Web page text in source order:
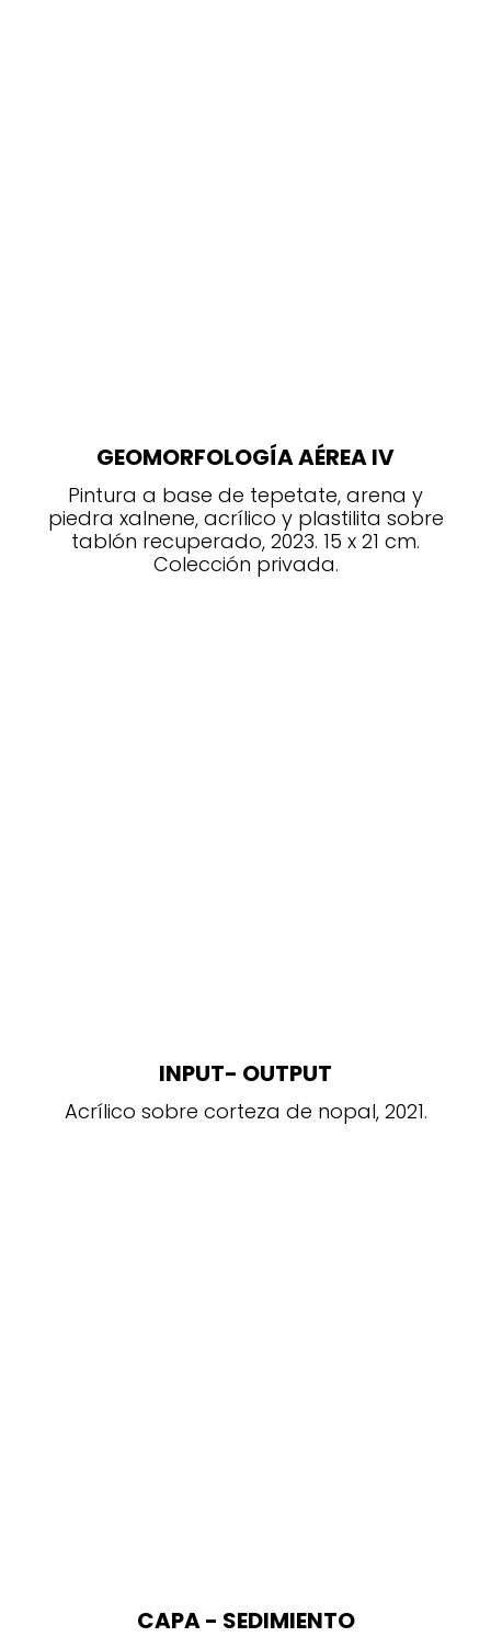
GEOMORFOLOGÍA AÉREA IV
Pintura a base de tepetate, arena y
piedra xalnene, acrílico y plastilita sobre
tablón recuperado, 2023. 15 x 21 cm.
Colección privada.
INPUT- OUTPUT
Acrílico sobre corteza de nopal, 2021.
CAPA - SEDIMIENTO